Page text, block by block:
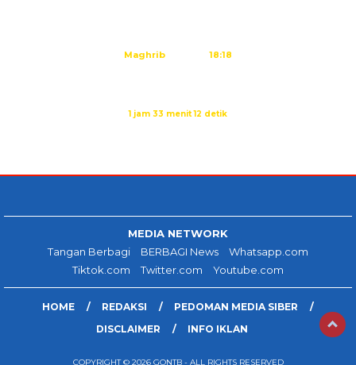
Maghrib 18:18
1 jam 33 menit 12 detik
MEDIA NETWORK
Tangan Berbagi
BERBAGI News
Whatsapp.com
Tiktok.com
Twitter.com Youtube.com
HOME REDAKSI
PEDOMAN MEDIA SIBER
DISCLAIMER
INFO IKLAN
COPYRIGHT © 2026 GONTB - ALL RIGHTS RESERVED